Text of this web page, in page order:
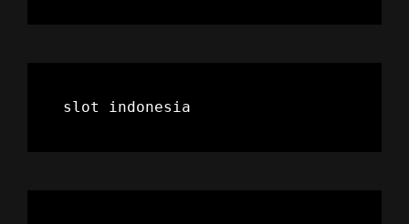
slot indonesia